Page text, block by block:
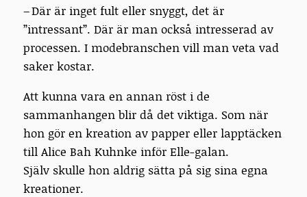
– Där är inget fult eller snyggt, det är
”intressant”. Där är man också intresserad av
processen. I modebranschen vill man veta vad
saker kostar.
Att kunna vara en annan röst i de
sammanhangen blir då det viktiga. Som när
hon gör en kreation av papper eller lapptäcken
till Alice Bah Kuhnke inför Elle-galan.
Själv skulle hon aldrig sätta på sig sina egna
kreationer.